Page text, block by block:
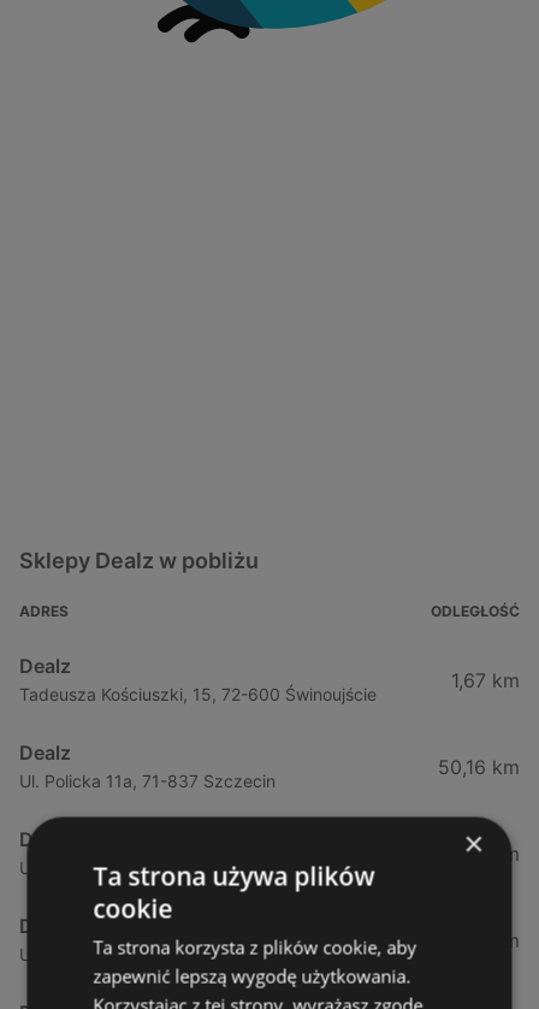
Sklepy Dealz w pobliżu
ADRES ODLEGŁOŚĆ
Dealz
Tadeusza Kościuszki, 15, 72-600 Świnoujście
1,67 km
Dealz
Ul. Policka 11a, 71-837 Szczecin
50,16 km
Dealz
Ul. Mieszka I63, 71-899 Szczecin
57,33 km
Dealz
Ul. Południowa 18 / 20, 71-001 Szczecin
58,65 km
×
Ta strona używa plików
cookie
Ta strona korzysta z plików cookie, aby
zapewnić lepszą wygodę użytkowania.
Korzystając z tej strony, wyrażasz zgodę